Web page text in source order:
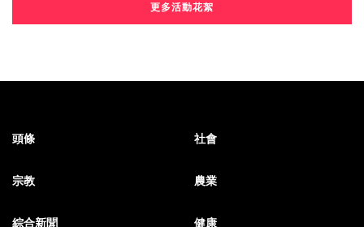
更多活動花絮
頭條 社會
宗教 農業
綜合新聞 健康